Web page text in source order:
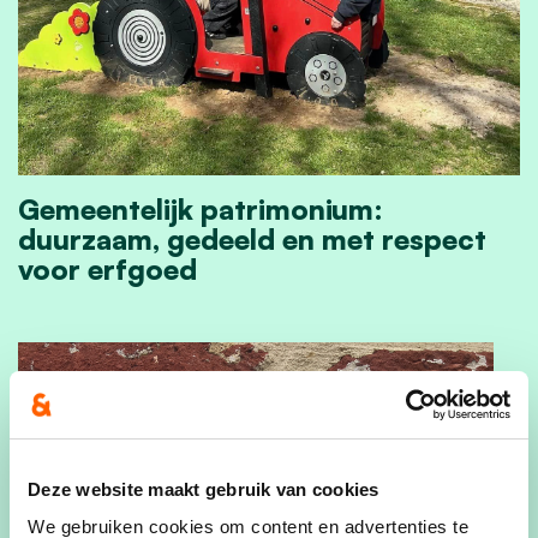
Deze website maakt gebruik van cookies
We gebruiken cookies om content en advertenties te
Gemeentelijk patrimonium:
duurzaam, gedeeld en met respect
voor erfgoed